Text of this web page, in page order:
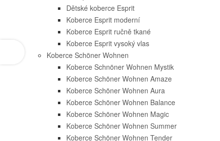
Dětské koberce Esprit
Koberce Esprit moderní
Koberce Esprit ručně tkané
Koberce Esprit vysoký vlas
Koberce Schöner Wohnen
Koberce Schnöner Wohnen Mystik
Koberce Schöner Wohnen Amaze
Koberce Schöner Wohnen Aura
Koberce Schöner Wohnen Balance
Koberce Schöner Wohnen Magic
Koberce Schöner Wohnen Summer
Koberce Schöner Wohnen Tender